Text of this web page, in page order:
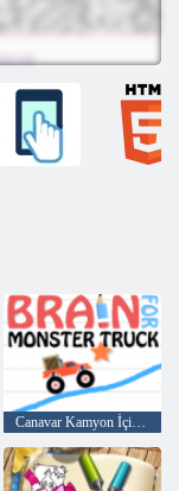
Canavar Kamyon İçin Beyin